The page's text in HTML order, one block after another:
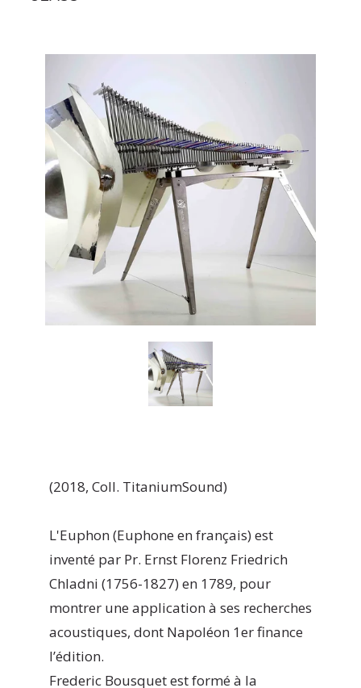
(2018, Coll. TitaniumSound)
L'Euphon (Euphone en français) est
inventé par Pr. Ernst Florenz Friedrich
Chladni (1756-1827) en 1789, pour
montrer une application à ses recherches
acoustiques, dont Napoléon 1er finance
l’édition.
Frederic Bousquet est formé à la